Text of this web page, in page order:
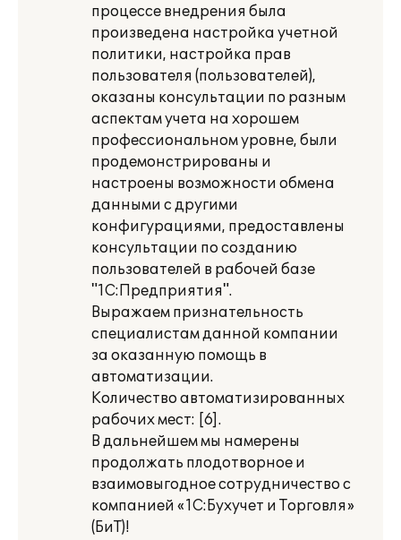
процессе внедрения была
произведена настройка учетной
политики, настройка прав
пользователя (пользователей),
оказаны консультации по разным
аспектам учета на хорошем
профессиональном уровне, были
продемонстрированы и
настроены возможности обмена
данными с другими
конфигурациями, предоставлены
консультации по созданию
пользователей в рабочей базе
"1С:Предприятия".
Выражаем признательность
специалистам данной компании
за оказанную помощь в
автоматизации.
Количество автоматизированных
рабочих мест: [6].
В дальнейшем мы намерены
продолжать плодотворное и
взаимовыгодное сотрудничество с
компанией «1С:Бухучет и Торговля»
(БиТ)!